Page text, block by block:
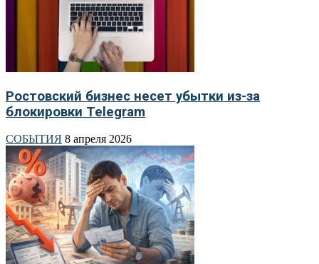
Ростовский бизнес несет убытки из-за
блокировки Telegram
СОБЫТИЯ 8 апреля 2026